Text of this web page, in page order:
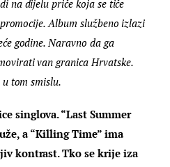
na dijelu priče koja se tiče
Album službeno izlazi
godine. Naravno da ga
van granica Hrvatske.
tom smislu.
singlova. “Last Summer
a “Killing Time” ima
kontrast. Tko se krije iza